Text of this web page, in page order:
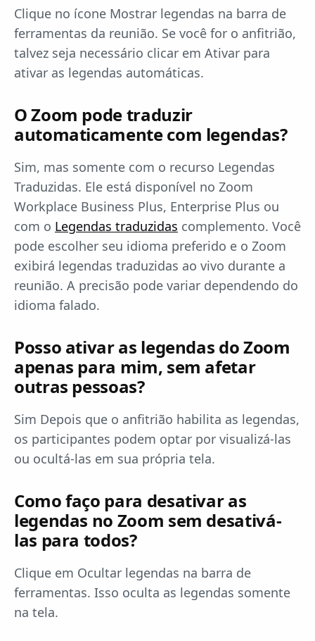
Clique no ícone Mostrar legendas na barra de
ferramentas da reunião. Se você for o anfitrião,
talvez seja necessário clicar em Ativar para
ativar as legendas automáticas.
O Zoom pode traduzir
automaticamente com legendas?
Sim, mas somente com o recurso Legendas
Traduzidas. Ele está disponível no Zoom
Workplace Business Plus, Enterprise Plus ou
com o Legendas traduzidas complemento. Você
pode escolher seu idioma preferido e o Zoom
exibirá legendas traduzidas ao vivo durante a
reunião. A precisão pode variar dependendo do
idioma falado.
Posso ativar as legendas do Zoom
apenas para mim, sem afetar
outras pessoas?
Sim Depois que o anfitrião habilita as legendas,
os participantes podem optar por visualizá-las
ou ocultá-las em sua própria tela.
Como faço para desativar as
legendas no Zoom sem desativá-
las para todos?
Clique em Ocultar legendas na barra de
ferramentas. Isso oculta as legendas somente
na tela.